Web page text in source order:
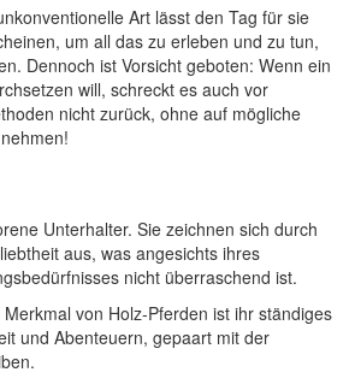
Art lässt den Tag für sie
um all das zu erleben und zu tun,
Dennoch ist Vorsicht geboten: Wenn ein
will, schreckt es auch vor
nicht zurück, ohne auf mögliche
Unterhalter. Sie zeichnen sich durch
aus, was angesichts ihres
nicht überraschend ist.
von Holz-Pferden ist ihr ständiges
und Abenteuern, gepaart mit der